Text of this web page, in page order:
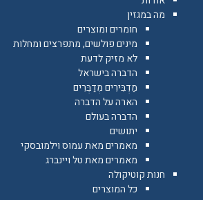
מה במגזין
חומרים ומוצרים
מינים פולשים, מתפרצים ומחלות
לא מזיק לדעת
הדברה בישראל
מַדְבִּירִים מְדַבְּרִים
הארה על הדברה
הדברה בעולם
יתושים
מאמרים מאת עמוס וילמובסקי
מאמרים מאת טל ויינברג
חנות קוטיקולה
כל המוצרים